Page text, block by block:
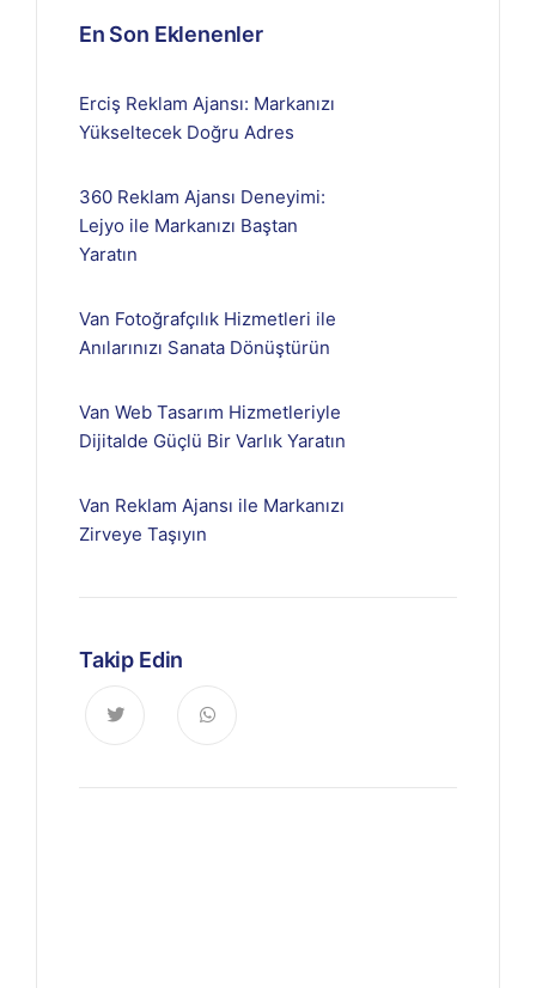
En Son Eklenenler
Erciş Reklam Ajansı: Markanızı
Yükseltecek Doğru Adres
360 Reklam Ajansı Deneyimi:
Lejyo ile Markanızı Baştan
Yaratın
Van Fotoğrafçılık Hizmetleri ile
Anılarınızı Sanata Dönüştürün
Van Web Tasarım Hizmetleriyle
Dijitalde Güçlü Bir Varlık Yaratın
Van Reklam Ajansı ile Markanızı
Zirveye Taşıyın
Takip Edin